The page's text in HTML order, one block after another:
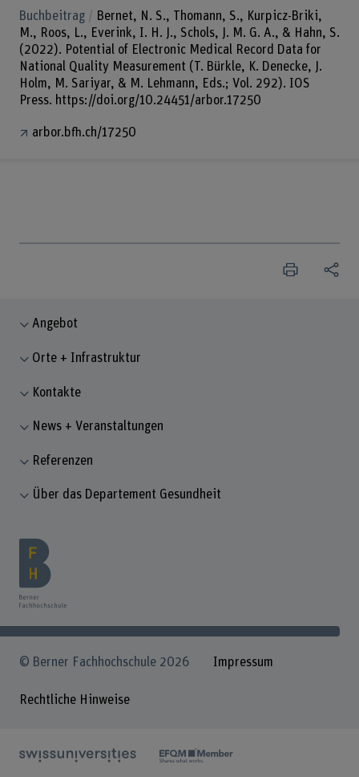
Buchbeitrag
Bernet, N. S., Thomann, S., Kurpicz-Briki,
M., Roos, L., Everink, I. H. J., Schols, J. M. G. A., & Hahn, S.
(2022). Potential of Electronic Medical Record Data for
National Quality Measurement (T. Bürkle, K. Denecke, J.
Holm, M. Sariyar, & M. Lehmann, Eds.; Vol. 292). IOS
Press. https://doi.org/10.24451/arbor.17250
arbor.bfh.ch/17250
Angebot
Orte + Infrastruktur
Kontakte
News + Veranstaltungen
Referenzen
Über das Departement Gesundheit
© Berner Fachhochschule 2026 Impressum
Rechtliche Hinweise